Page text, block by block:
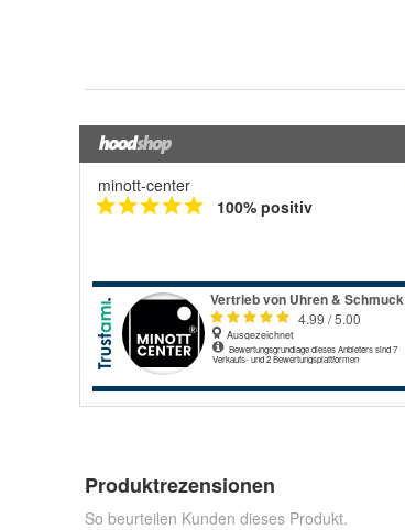
minott-center
100% positiv
Produktrezensionen
So beurteilen Kunden dieses Produkt.